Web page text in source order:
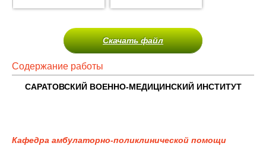
Скачать файл
Содержание работы
САРАТОВСКИЙ ВОЕННО-МЕДИЦИНСКИЙ ИНСТИТУТ
Кафедра амбулаторно-поликлинической помощи